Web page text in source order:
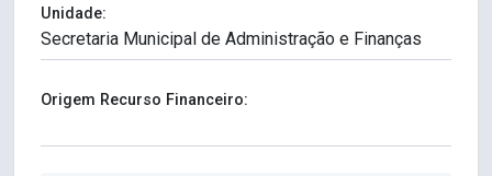
Unidade:
Origem Recurso Financeiro: